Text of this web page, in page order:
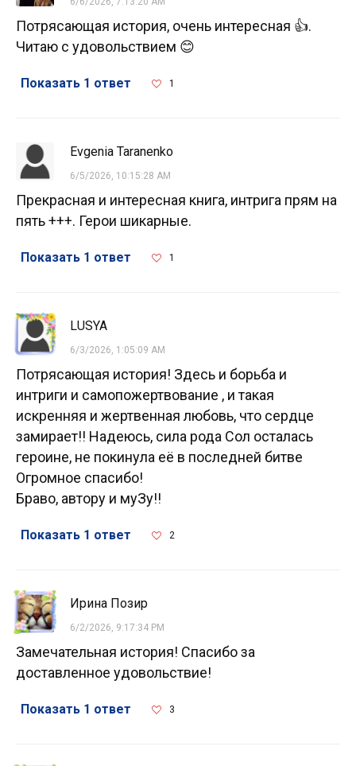
Потрясающая история, очень интересная 👍.
Читаю с удовольствием 😊
Показать 1 ответ 1
Evgenia Taranenko
6/5/2026, 10:15:28 AM
Прекрасная и интересная книга, интрига прям на
пять +++. Герои шикарные.
Показать 1 ответ 1
LUSYA
6/3/2026, 1:05:09 AM
Потрясающая история! Здесь и борьба и
интриги и самопожертвование , и такая
искренняя и жертвенная любовь, что сердце
замирает!! Надеюсь, сила рода Сол осталась
героине, не покинула её в последней битве
Огромное спасибо!
Браво, автору и муЗу!!
Показать 1 ответ 2
Ирина Позир
6/2/2026, 9:17:34 PM
Замечательная история! Спасибо за
доставленное удовольствие!
Показать 1 ответ 3